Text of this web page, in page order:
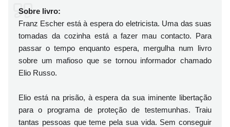
Sobre livro:
Franz Escher está à espera do eletricista. Uma das suas
tomadas da cozinha está a fazer mau contacto. Para
passar o tempo enquanto espera, mergulha num livro
sobre um mafioso que se tornou informador chamado
Elio Russo.
Elio está na prisão, à espera da sua iminente libertação
para o programa de proteção de testemunhas. Traiu
tantas pessoas que teme pela sua vida. Sem conseguir